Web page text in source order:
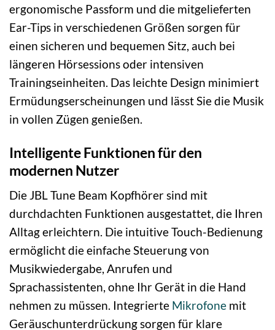
ergonomische Passform und die mitgelieferten
Ear-Tips in verschiedenen Größen sorgen für
einen sicheren und bequemen Sitz, auch bei
längeren Hörsessions oder intensiven
Trainingseinheiten. Das leichte Design minimiert
Ermüdungserscheinungen und lässt Sie die Musik
in vollen Zügen genießen.
Intelligente Funktionen für den
modernen Nutzer
Die JBL Tune Beam Kopfhörer sind mit
durchdachten Funktionen ausgestattet, die Ihren
Alltag erleichtern. Die intuitive Touch-Bedienung
ermöglicht die einfache Steuerung von
Musikwiedergabe, Anrufen und
Sprachassistenten, ohne Ihr Gerät in die Hand
nehmen zu müssen. Integrierte Mikrofone mit
Geräuschunterdrückung sorgen für klare